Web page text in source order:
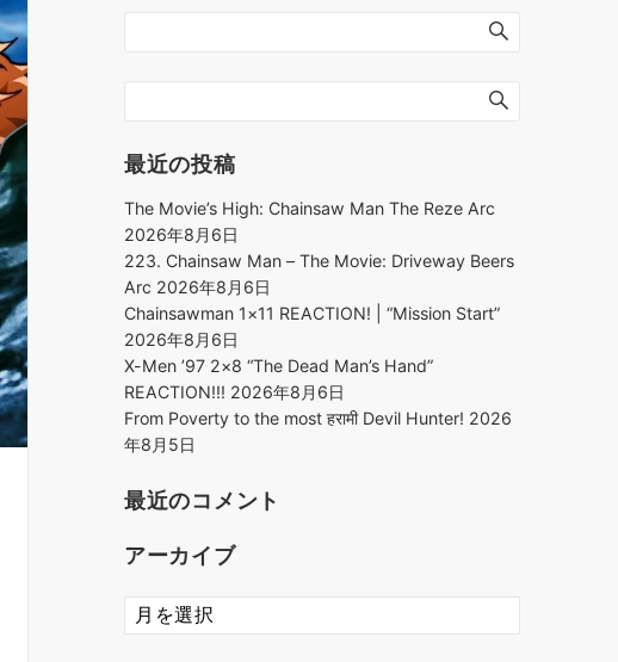
最近の投稿
The Movie’s High: Chainsaw Man The Reze Arc
2026年8月6日
223. Chainsaw Man – The Movie: Driveway Beers
Arc 2026年8月6日
Chainsawman 1×11 REACTION! | “Mission Start”
2026年8月6日
X-Men ’97 2×8 “The Dead Man’s Hand”
REACTION!!! 2026年8月6日
From Poverty to the most हरामी Devil Hunter! 2026
年8月5日
最近のコメント
アーカイブ
ア
ー